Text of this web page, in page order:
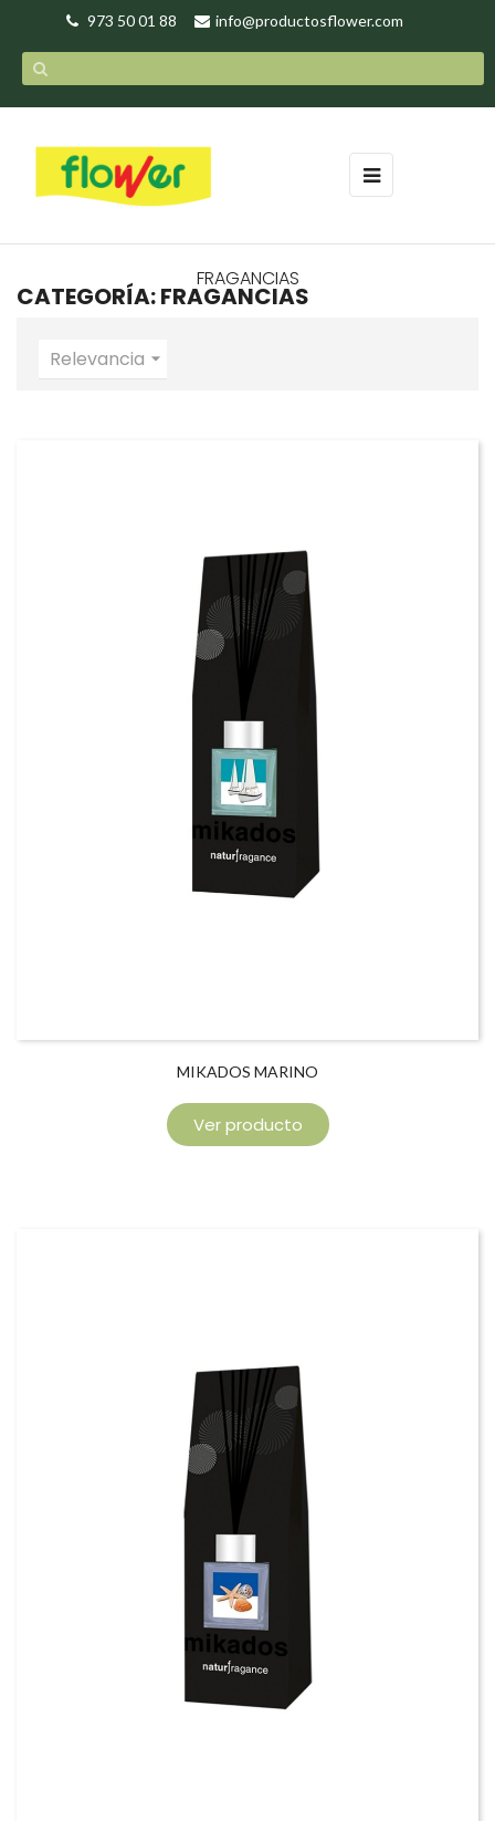
973 50 01 88 info@productosflower.com
Navegación
de
☰
FRAGANCIAS
CATEGORÍA: FRAGANCIAS
Relevancia 
MIKADOS MARINO
Ver producto